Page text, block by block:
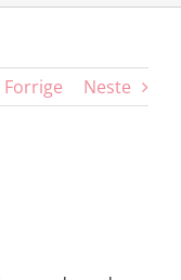
Forrige Neste